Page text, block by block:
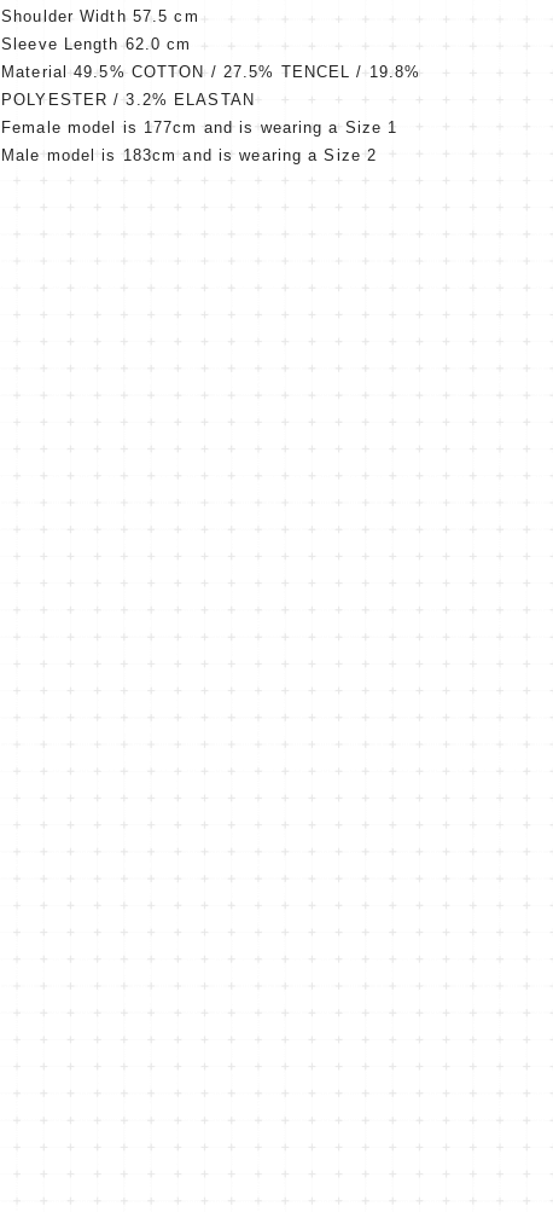
Shoulder Width 57.5 cm
Sleeve Length 62.0 cm
Material 49.5% COTTON / 27.5% TENCEL / 19.8%
POLYESTER / 3.2% ELASTAN
Female model is 177cm and is wearing a Size 1
Male model is 183cm and is wearing a Size 2